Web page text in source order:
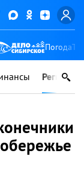
Погода
Регионы